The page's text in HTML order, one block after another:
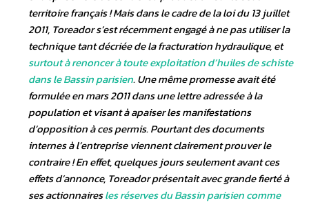
territoire français ! Mais dans le cadre de la loi du 13 juillet
2011, Toreador s’est récemment engagé à ne pas utiliser la
technique tant décriée de la fracturation hydraulique, et
surtout à renoncer à toute exploitation d’huiles de schiste
dans le Bassin parisien. Une même promesse avait été
formulée en mars 2011 dans une lettre adressée à la
population et visant à apaiser les manifestations
d’opposition à ces permis. Pourtant des documents
internes à l’entreprise viennent clairement prouver le
contraire ! En effet, quelques jours seulement avant ces
effets d’annonce, Toreador présentait avec grande fierté à
ses actionnairesles réserves du Bassin parisien comme